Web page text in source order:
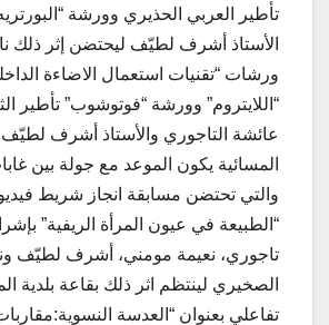
تأطير العربي الحذيري وورشة
الأستاذ أشرف لطيّف ليحتضن إثر ذلك
ورشات “تقنيات استعمال الاضاءة
“اللايتروم” وورشة “فوتوشوب” تأطير
عائشة التاجوري والأستاذ أشرف لطيّف
المسائية يكون الموعد مع جولة بين
والتي تحتضن مسابقة انجاز شريط
“الطبيعة في عيون المرأة الريفية”
تاجوري، نعيمة مومني، أشرف لطيّف
الصخيري لينتظم اثر ذلك بقاعة بلدية
تفاعلي بعنوان “العدسة